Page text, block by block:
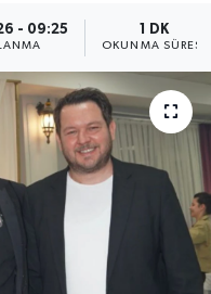
- 09:25 1 DK
OKUNMA SÜRESI